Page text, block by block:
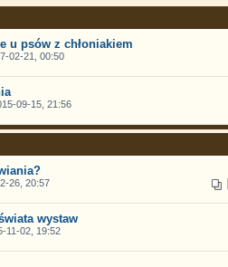
u psów z chłoniakiem
02-21, 00:50
09-15, 21:56
26, 20:57
wystaw
11-02, 19:52